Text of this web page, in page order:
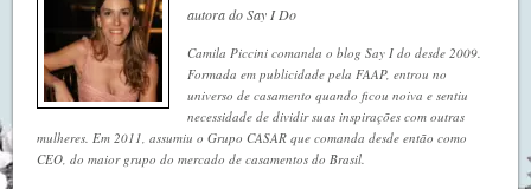
autora do Say I Do
Camila Piccini comanda o blog Say I do desde 2009.
Formada em publicidade pela FAAP, entrou no
universo de casamento quando ficou noiva e sentiu
necessidade de dividir suas inspirações com outras
mulheres. Em 2011, assumiu o Grupo CASAR que comanda desde então como
CEO, do maior grupo do mercado de casamentos do Brasil.